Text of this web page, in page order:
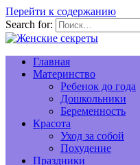
Перейти к содержанию
Search for:
Главная
Материнство
Ребенок до года
Дошкольники
Беременность
Красота
Уход за собой
Похудение
Праздники